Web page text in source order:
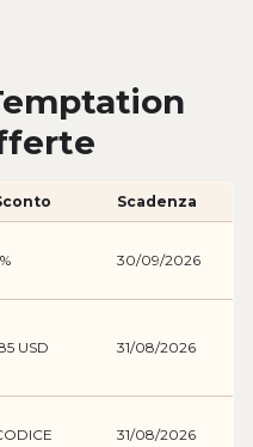
Scadenza
30/09/2026
USD 31/08/2026
31/08/2026